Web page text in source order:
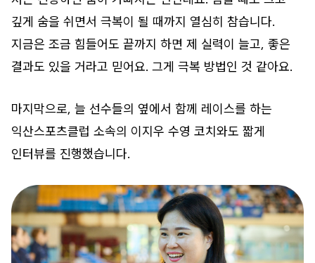
깊게 숨을 쉬면서 극복이 될 때까지 열심히 참습니다.
지금은 조금 힘들어도 끝까지 하면 제 실력이 늘고, 좋은
결과도 있을 거라고 믿어요. 그게 극복 방법인 것 같아요.
마지막으로, 늘 선수들의 옆에서 함께 레이스를 하는
익산스포츠클럽 소속의 이지우 수영 코치와도 짧게
인터뷰를 진행했습니다.